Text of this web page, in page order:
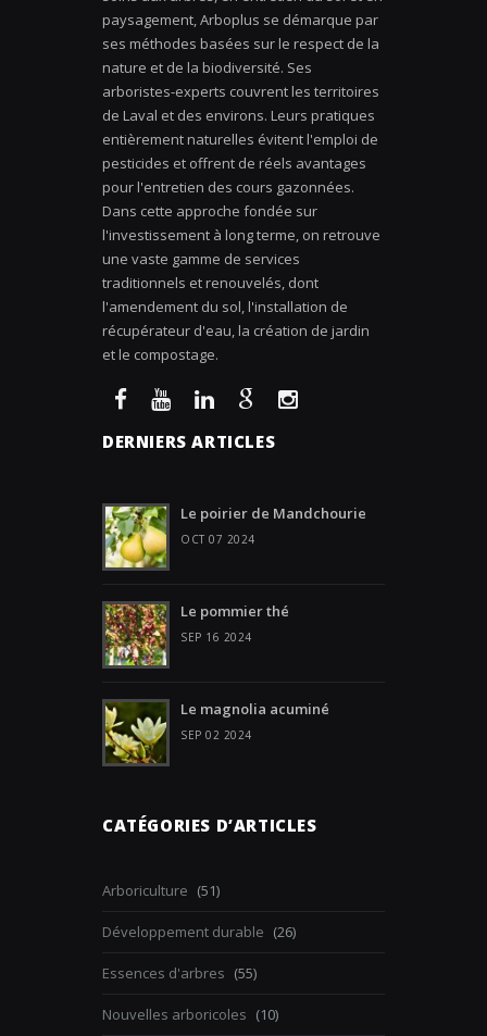
paysagement, Arboplus se démarque par
ses méthodes basées sur le respect de la
nature et de la biodiversité. Ses
arboristes-experts couvrent les territoires
de Laval et des environs. Leurs pratiques
entièrement naturelles évitent l'emploi de
pesticides et offrent de réels avantages
pour l'entretien des cours gazonnées.
Dans cette approche fondée sur
l'investissement à long terme, on retrouve
une vaste gamme de services
traditionnels et renouvelés, dont
l'amendement du sol, l'installation de
récupérateur d'eau, la création de jardin
et le compostage.
DERNIERS ARTICLES
Le poirier de Mandchourie
OCT 07 2024
Le pommier thé
SEP 16 2024
Le magnolia acuminé
SEP 02 2024
CATÉGORIES D’ARTICLES
Arboriculture (51)
Développement durable (26)
Essences d'arbres (55)
Nouvelles arboricoles (10)